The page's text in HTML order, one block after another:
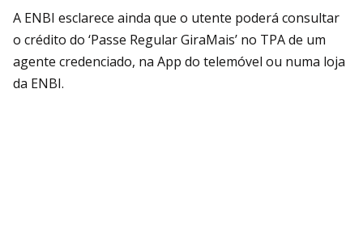
A ENBI esclarece ainda que o utente poderá consultar
o crédito do ‘Passe Regular GiraMais’ no TPA de um
agente credenciado, na App do telemóvel ou numa loja
da ENBI.